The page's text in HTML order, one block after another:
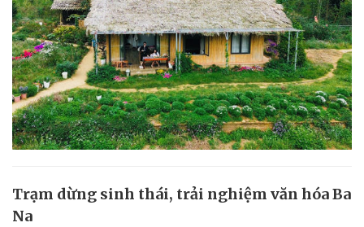
Trạm dừng sinh thái, trải nghiệm văn hóa Ba
Na